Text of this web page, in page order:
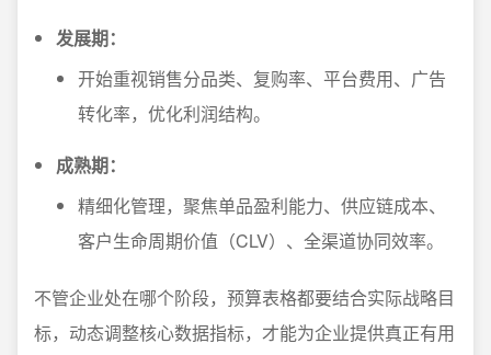
发展期：
开始重视销售分品类、复购率、平台费用、广告
转化率，优化利润结构。
成熟期：
精细化管理，聚焦单品盈利能力、供应链成本、
客户生命周期价值（CLV）、全渠道协同效率。
不管企业处在哪个阶段，预算表格都要结合实际战略目
标，动态调整核心数据指标，才能为企业提供真正有用